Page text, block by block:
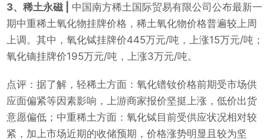
3、稀土永磁 |
中国南方稀土国际贸易有限公司公布最新一
期中重稀土氧化物挂牌价格，稀土氧化物价格普遍较上周
上调。其中，氧化铽挂牌价445万元/吨，上涨15万元/吨；
氧化镝挂牌价195万元/吨，上涨3万元/吨。
点评：据了解，轻稀土方面：氧化镨钕价格前期受市场供
应面偏紧等因素影响，上游商家报价坚挺上涨，低价出货
意愿偏低；中重稀土方面：氧化铽目前受供应状况相对较
紧，加上市场近期的收储预期，价格涨势明显且较为坚